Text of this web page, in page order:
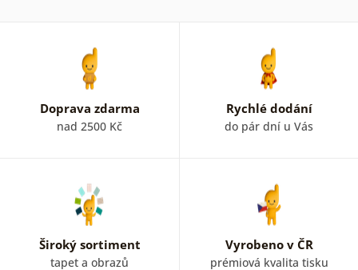
Doprava zdarma
nad 2500 Kč
Rychlé dodání
do pár dní u Vás
Široký sortiment
tapet a obrazů
Vyrobeno v ČR
prémiová kvalita tisku